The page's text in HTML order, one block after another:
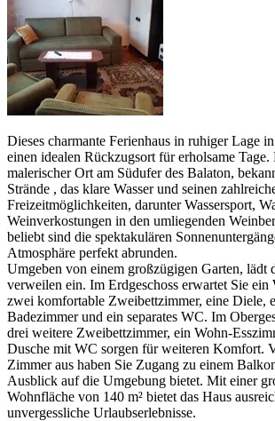
Dieses charmante Ferienhaus in ruhiger Lage
einen idealen Rückzugsort für erholsame
malerischer Ort am Südufer des Balaton,
Strände , das klare Wasser und seinen
Freizeitmöglichkeiten, darunter Wassersport,
Weinverkostungen in den umliegenden
beliebt sind die spektakulären
Atmosphäre perfekt abrunden.
Umgeben von einem großzügigen Garten, lädt
verweilen ein. Im Erdgeschoss erwartet Sie ein
zwei komfortable Zweibettzimmer, eine Diele,
Badezimmer und ein separates WC. Im
drei weitere Zweibettzimmer, ein Wohn-
Dusche mit WC sorgen für weiteren Komfort.
Zimmer aus haben Sie Zugang zu einem
Ausblick auf die Umgebung bietet. Mit einer
Wohnfläche von 140 m² bietet das Haus
unvergessliche Urlaubserlebnisse.